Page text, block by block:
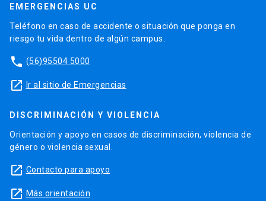
EMERGENCIAS UC
Teléfono en caso de accidente o situación que ponga en
riesgo tu vida dentro de algún campus.
phone (56)95504 5000
launch Ir al sitio de Emergencias
DISCRIMINACIÓN Y VIOLENCIA
Orientación y apoyo en casos de discriminación, violencia de
género o violencia sexual.
launch Contacto para apoyo
launch Más orientación